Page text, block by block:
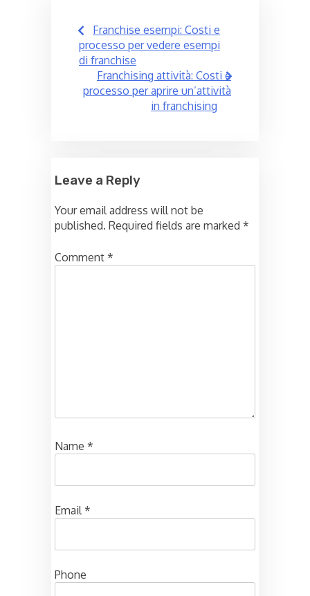
Post
navigation
Franchise esempi: Costi e
processo per vedere esempi
di franchise
Franchising attività: Costi e
processo per aprire un’attività
in franchising
Leave a Reply
Your email address will not be
published. Required fields are marked *
Comment *
Name *
Email*
Phone